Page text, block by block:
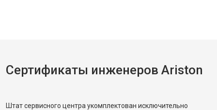
Сертификаты инженеров Ariston
Штат сервисного центра укомплектован исключительно